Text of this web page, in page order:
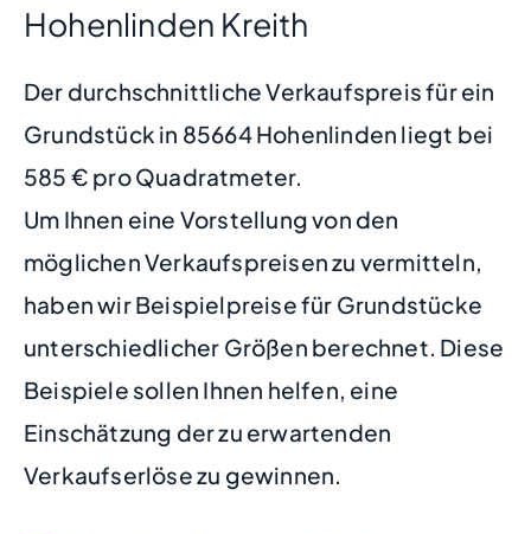
Hohenlinden Kreith
Der durchschnittliche Verkaufspreis für ein
Grundstück in 85664 Hohenlinden liegt bei
585 € pro Quadratmeter.
Um Ihnen eine Vorstellung von den
möglichen Verkaufspreisen zu vermitteln,
haben wir Beispielpreise für Grundstücke
unterschiedlicher Größen berechnet. Diese
Beispiele sollen Ihnen helfen, eine
Einschätzung der zu erwartenden
Verkaufserlöse zu gewinnen.